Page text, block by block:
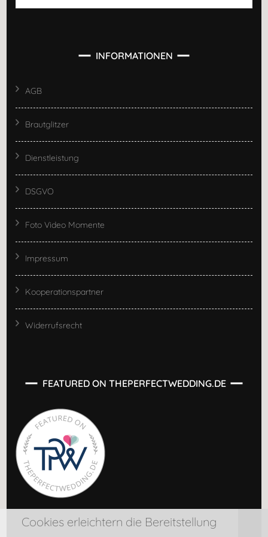
nach:
INFORMATIONEN
AGB
Brautglitzer
Dienstleistung
DSGVO
Foto Video Momente
Impressum
Kooperationspartner
Widerrufsrecht
FEATURED ON THEPERFECTWEDDING.DE
Cookies erleichtern die Bereitstellung